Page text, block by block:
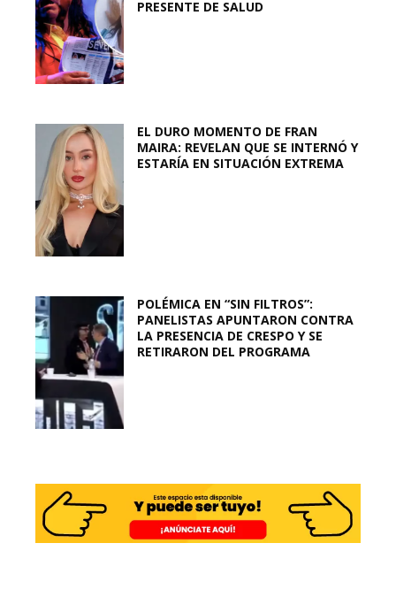
PRESENTE DE SALUD
EL DURO MOMENTO DE FRAN
MAIRA: REVELAN QUE SE INTERNÓ Y
ESTARÍA EN SITUACIÓN EXTREMA
POLÉMICA EN “SIN FILTROS”:
PANELISTAS APUNTARON CONTRA
LA PRESENCIA DE CRESPO Y SE
RETIRARON DEL PROGRAMA